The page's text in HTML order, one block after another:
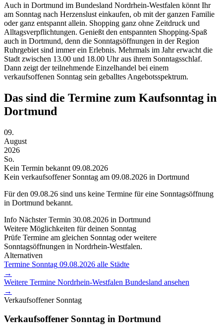
Auch in Dortmund im Bundesland Nordrhein-Westfalen könnt Ihr
am Sonntag nach Herzenslust einkaufen, ob mit der ganzen Familie
oder ganz entspannt allein. Shopping ganz ohne Zeitdruck und
Alltagsverpflichtungen. Genießt den entspannten Shopping-Spaß
auch in Dortmund, denn die Sonntagsöffnungen in der Region
Ruhrgebiet sind immer ein Erlebnis. Mehrmals im Jahr erwacht die
Stadt zwischen 13.00 und 18.00 Uhr aus ihrem Sonntagsschlaf.
Dann zeigt der teilnehmende Einzelhandel bei einem
verkaufsoffenen Sonntag sein geballtes Angebotsspektrum.
Das sind die Termine zum Kaufsonntag in
Dortmund
09.
August
2026
So.
Kein Termin bekannt 09.08.2026
Kein verkaufsoffener Sonntag am 09.08.2026 in Dortmund
Für den 09.08.26 sind uns keine Termine für eine Sonntagsöffnung
in Dortmund bekannt.
Info Nächster Termin 30.08.2026 in Dortmund
Weitere Möglichkeiten für deinen Sonntag
Prüfe Termine am gleichen Sonntag oder weitere
Sonntagsöffnungen in Nordrhein-Westfalen.
Alternativen
Termine Sonntag 09.08.2026 alle Städte
→
Weitere Termine Nordrhein-Westfalen Bundesland ansehen
→
Verkaufsoffener Sonntag
Verkaufsoffener Sonntag in Dortmund